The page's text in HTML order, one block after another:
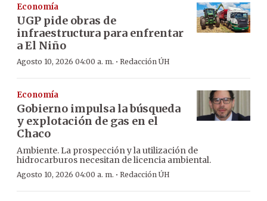
Economía
UGP pide obras de
infraestructura para enfrentar
a El Niño
Agosto 10, 2026 04:00 a. m. · Redacción ÚH
Economía
Gobierno impulsa la búsqueda
y explotación de gas en el
Chaco
Ambiente. La prospección y la utilización de
hidrocarburos necesitan de licencia ambiental.
Agosto 10, 2026 04:00 a. m. · Redacción ÚH